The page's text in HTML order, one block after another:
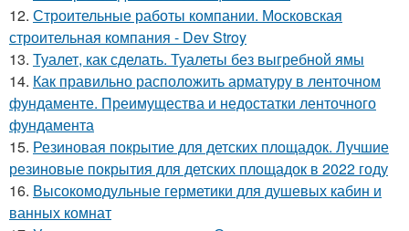
12. Строительные работы компании. Московская
строительная компания - Dev Stroy
13. Туалет, как сделать. Туалеты без выгребной ямы
14. Как правильно расположить арматуру в ленточном
фундаменте. Преимущества и недостатки ленточного
фундамента
15. Резиновая покрытие для детских площадок. Лучшие
резиновые покрытия для детских площадок в 2022 году
16. Высокомодульные герметики для душевых кабин и
ванных комнат